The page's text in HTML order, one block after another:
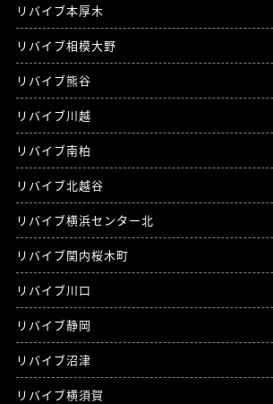
リバイブ本厚木
リバイブ相模大野
リバイブ熊谷
リバイブ川越
リバイブ南柏
リバイブ北越谷
リバイブ横浜センター北
リバイブ関内桜木町
リバイブ川口
リバイブ静岡
リバイブ沼津
リバイブ横須賀